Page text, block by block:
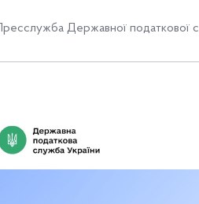
Пресслужба Державної податкової